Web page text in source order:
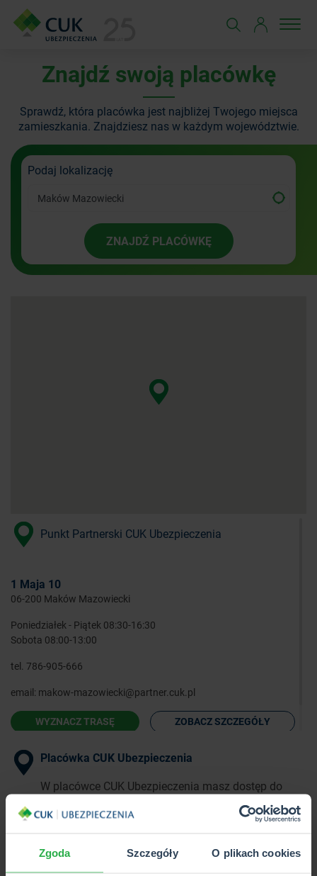
Zgoda Szczegóły O plikach cookies
Znajdź swoją placówkę
Sprawdź, która placówka jest najbliżej Twojego miejsca
zamieszkania. Znajdziesz nas w każdym województwie.
Podaj lokalizację
ZNAJDŹ PLACÓWKĘ
Punkt Partnerski CUK Ubezpieczenia
1 Maja 10
06-200 Maków Mazowiecki
Poniedziałek - Piątek 08:30-16:30
Sobota 08:00-13:00
tel. 786-905-666
email: makow-mazowiecki@partner.cuk.pl
WYZNACZ TRASĘ ZOBACZ SZCZEGÓŁY
Placówka CUK Ubezpieczenia
W placówce CUK Ubezpieczenia masz dostęp do
ubezpieczeniowych w 1 miejscu.
Punkt Partnerski CUK Ubezpieczenia